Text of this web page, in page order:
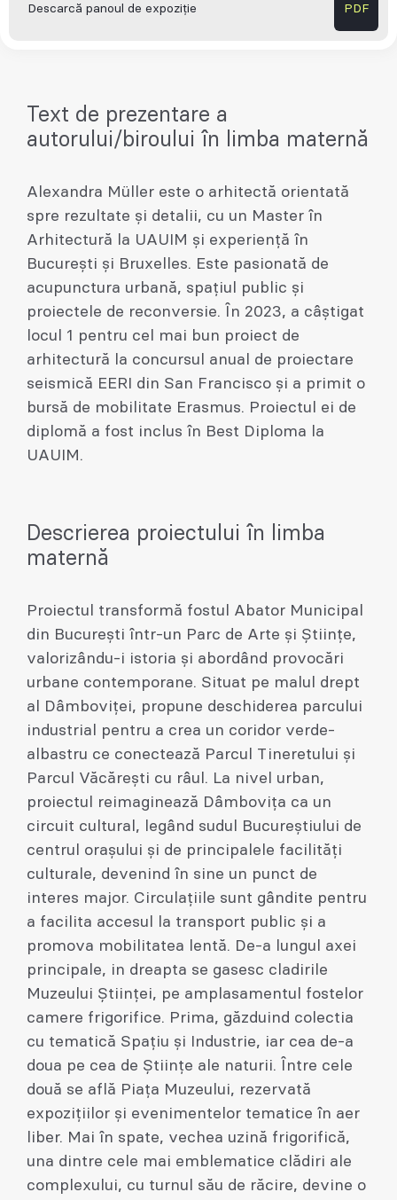
Descarcă panoul de expoziție PDF
Text de prezentare a
autorului/biroului în limba maternă
Alexandra Müller este o arhitectă orientată
spre rezultate și detalii, cu un Master în
Arhitectură la UAUIM și experiență în
București și Bruxelles. Este pasionată de
acupunctura urbană, spațiul public și
proiectele de reconversie. În 2023, a câștigat
locul 1 pentru cel mai bun proiect de
arhitectură la concursul anual de proiectare
seismică EERI din San Francisco și a primit o
bursă de mobilitate Erasmus. Proiectul ei de
diplomă a fost inclus în Best Diploma la
UAUIM.
Descrierea proiectului în limba
maternă
Proiectul transformă fostul Abator Municipal
din București într-un Parc de Arte și Științe,
valorizându-i istoria și abordând provocări
urbane contemporane. Situat pe malul drept
al Dâmboviței, propune deschiderea parcului
industrial pentru a crea un coridor verde-
albastru ce conectează Parcul Tineretului și
Parcul Văcărești cu râul. La nivel urban,
proiectul reimaginează Dâmbovița ca un
circuit cultural, legând sudul Bucureștiului de
centrul orașului și de principalele facilități
culturale, devenind în sine un punct de
interes major. Circulațiile sunt gândite pentru
a facilita accesul la transport public și a
promova mobilitatea lentă. De-a lungul axei
principale, in dreapta se gasesc cladirile
Muzeului Științei, pe amplasamentul fostelor
camere frigorifice. Prima, găzduind colectia
cu tematică Spațiu și Industrie, iar cea de-a
doua pe cea de Științe ale naturii. Între cele
două se află Piața Muzeului, rezervată
expozițiilor și evenimentelor tematice în aer
liber. Mai în spate, vechea uzină frigorifică,
una dintre cele mai emblematice clădiri ale
complexului, cu turnul său de răcire, devine o